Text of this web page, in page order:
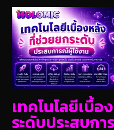
เทคโนโลยีเบื้
ระดับประสบก